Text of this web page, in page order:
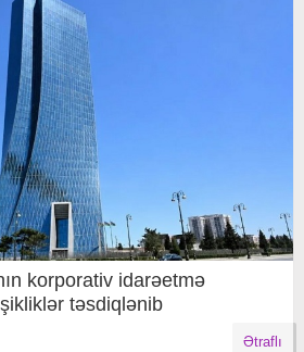
korporativ idarəetmə
təsdiqlənib
Ətraflı